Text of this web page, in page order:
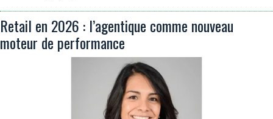
Retail en 2026 : l’agentique comme nouveau
moteur de performance